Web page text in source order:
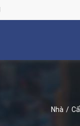
Nhà /